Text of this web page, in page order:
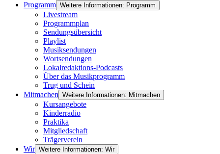
Programm Weitere Informationen: Programm
Livestream
Programmplan
Sendungsübersicht
Playlist
Musiksendungen
Wortsendungen
Lokalredaktions-Podcasts
Über das Musikprogramm
Trug und Schein
Mitmachen Weitere Informationen: Mitmachen
Kursangebote
Kinderradio
Praktika
Mitgliedschaft
Trägerverein
Wir Weitere Informationen: Wir